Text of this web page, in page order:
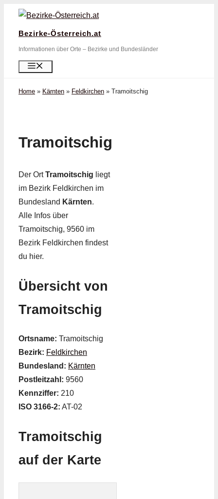
Zum
springen
Bezirke-Österreich.at
Informationen über Orte – Bezirke und Bundesländer
Home » Kärnten » Feldkirchen » Tramoitschig
Tramoitschig
Der OrtTramoitschig liegt
im Bezirk Feldkirchen im
Bundesland Kärnten.
Alle Infos über
Tramoitschig, 9560 im
Bezirk Feldkirchen findest
du hier.
Übersicht von
Tramoitschig
Ortsname: Tramoitschig
Bezirk: Feldkirchen
Bundesland: Kärnten
Postleitzahl: 9560
Kennziffer: 210
ISO 3166-2: AT-02
Tramoitschig
auf der Karte